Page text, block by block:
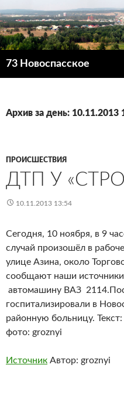
73 Новоспасское
Архив за день: 10.11.2013
ПРОИСШЕСТВИЯ
ДТП У
10.11.2013 13:54
Сегодня, 10 ноября, в 9
случай произошёл в
улице Азина, около
сообщают наши
автомашину ВАЗ
госпитализировали в
районную больницу.
фото: groznyi
Источник Автор: groznyi